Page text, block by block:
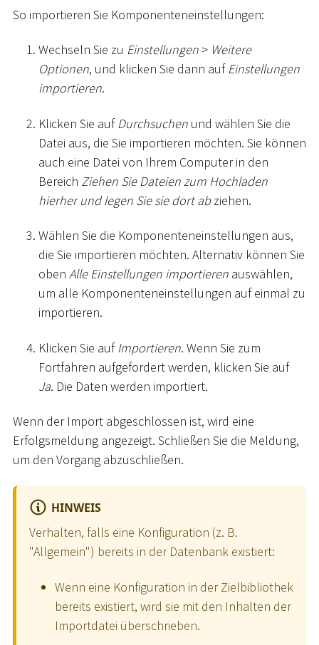
So importieren Sie Komponenteneinstellungen:
Wechseln Sie zu Einstellungen > Weitere
Optionen, und klicken Sie dann aufEinstellungen
importieren.
Klicken Sie aufDurchsuchen und wählen Sie die
Datei aus, die Sie importieren möchten. Sie können
auch eine Datei von Ihrem Computer in den
Bereich Ziehen Sie Dateien zum Hochladen
hierher und legen Sie sie dort abziehen.
Wählen Sie die Komponenteneinstellungen aus,
die Sie importieren möchten. Alternativ können Sie
oben Alle Einstellungen importieren auswählen,
um alle Komponenteneinstellungen auf einmal zu
importieren.
Klicken Sie aufImportieren. Wenn Sie zum
Fortfahren aufgefordert werden, klicken Sie auf
Ja. Die Daten werden importiert.
Wenn der Import abgeschlossen ist, wird eine
Erfolgsmeldung angezeigt. Schließen Sie die Meldung,
um den Vorgang abzuschließen.
HINWEIS
Verhalten, falls eine Konfiguration (z. B.
"Allgemein") bereits in der Datenbank existiert:
Wenn eine Konfiguration in der Zielbibliothek
bereits existiert, wird sie mit den Inhalten der
Importdatei überschrieben.